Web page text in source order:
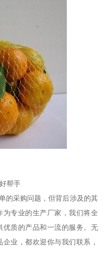
帮手
的采购问题，但背后涉及的其
专业的生产厂家，我们将全
优质的产品和一流的服务。无
业，都欢迎你与我们联系，